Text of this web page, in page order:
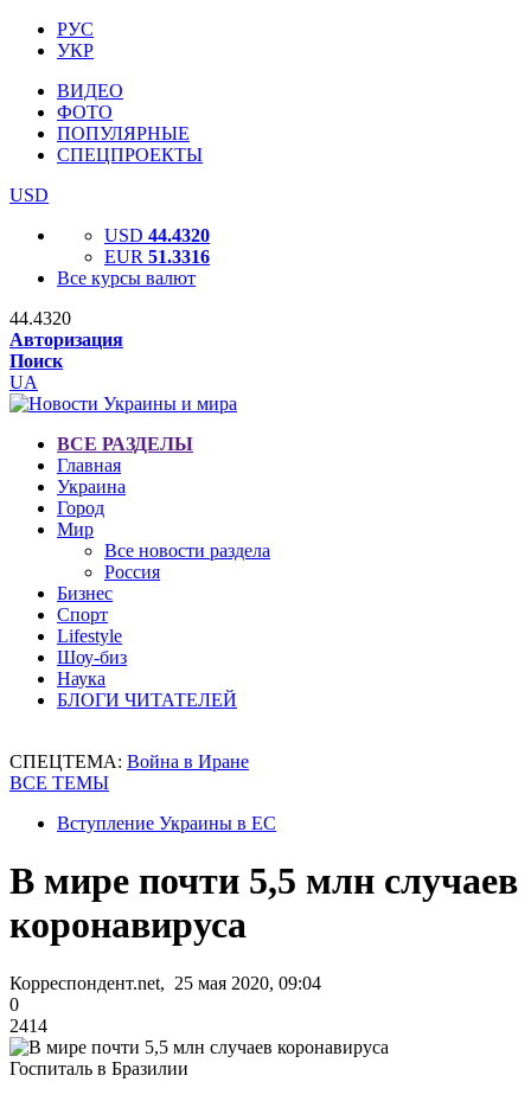
РУС
УКР
ВИДЕО
ФОТО
ПОПУЛЯРНЫЕ
СПЕЦПРОЕКТЫ
USD
USD 44.4320
EUR 51.3316
Все курсы валют
44.4320
Авторизация
Поиск
UA
ВСЕ РАЗДЕЛЫ
Главная
Украина
Город
Мир
Все новости раздела
Россия
Бизнес
Спорт
Lifestyle
Шоу-биз
Наука
БЛОГИ ЧИТАТЕЛЕЙ
СПЕЦТЕМА: Война в Иране
ВСЕ ТЕМЫ
Вступление Украины в ЕС
В мире почти 5,5 млн случаев
коронавируса
Корреспондент.net, 25 мая 2020, 09:04
0
2414
Госпиталь в Бразилии